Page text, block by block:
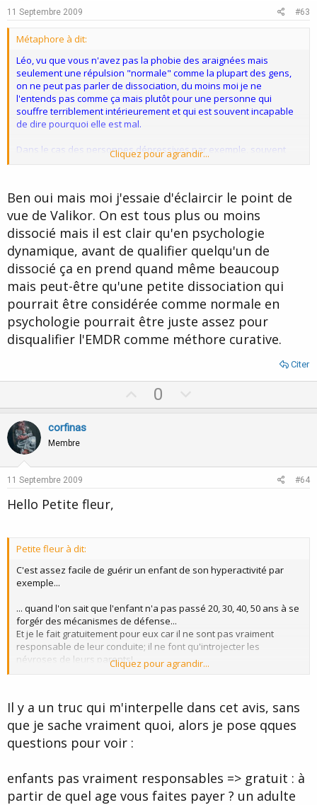
11 Septembre 2009 #63
Métaphore à dit:
Léo, vu que vous n'avez pas la phobie des araignées mais
seulement une répulsion "normale" comme la plupart des gens,
on ne peut pas parler de dissociation, du moins moi je ne
l'entends pas comme ça mais plutôt pour une personne qui
souffre terriblement intérieurement et qui est souvent incapable
de dire pourquoi elle est mal.
Dans le cas des personnes dépressives par exemple, souvent
elles souffrent d'un mal être général avec divers symptômes, mais
degrés.
Mais la dissociation n'est pas uniquement pour les personnes
dépressives loin de là, les personnes souvent stressées sont
souvent dissociées à une petite échelle, une partie d'elle rentre
souvent en conflit avec une autre partie et créé un stress, mais à
l'état conscient, la personne ne s'est pas ce qu'il se passe ou
même si elle le sait, elle ne peut faire son changement de façon
consciente. Donc en hypnose il est facile après avoir fait un travail
de négocation entre ces parties du moi, de stabiliser la personne.
Donc là en hypno analyse il est relativement facile de répérer les
C'est ma vision de la dissociation qui peut aller comme je l'ai dit
précédement de la "normale" à la "pathologique".
Cliquez pour agrandir...
Ben oui mais moi j'essaie d'éclaircir le point de
vue de Valikor. On est tous plus ou moins
dissocié mais il est clair qu'en psychologie
dynamique, avant de qualifier quelqu'un de
dissocié ça en prend quand même beaucoup
mais peut-être qu'une petite dissociation qui
pourrait être considérée comme normale en
psychologie pourrait être juste assez pour
disqualifier l'EMDR comme méthore curative.
Citer
p
t
0
o
v
corfinas
Membre
11 Septembre 2009 #64
Hello Petite fleur,
Petite fleur à dit:
C'est assez facile de guérir un enfant de son hyperactivité par
exemple...
... quand l'on sait que l'enfant n'a pas passé 20, 30, 40, 50 ans à se
forgér des mécanismes de défense...
Et je le fait gratuitement pour eux car il ne sont pas vraiment
responsable de leur conduite; il ne font qu'introjecter les
névroses de leurs parents!Cliquez pour agrandir...
Il y a un truc qui m'interpelle dans cet avis, sans
que je sache vraiment quoi, alors je pose qques
questions pour voir :
enfants pas vraiment responsables => gratuit : à
partir de quel age vous faites payer ? un adulte